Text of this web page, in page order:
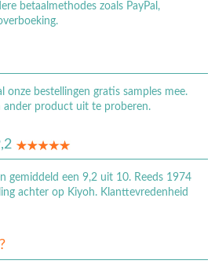
betaalmethodes zoals PayPal,
onze bestellingen gratis samples mee.
ander product uit te proberen.
gemiddeld een 9,2 uit 10. Reeds 1974
achter op Kiyoh. Klanttevredenheid